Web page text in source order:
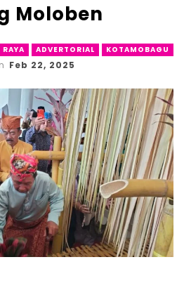
Moloben
ADVERTORIAL KOTAMOBAGU
Feb 22, 2025